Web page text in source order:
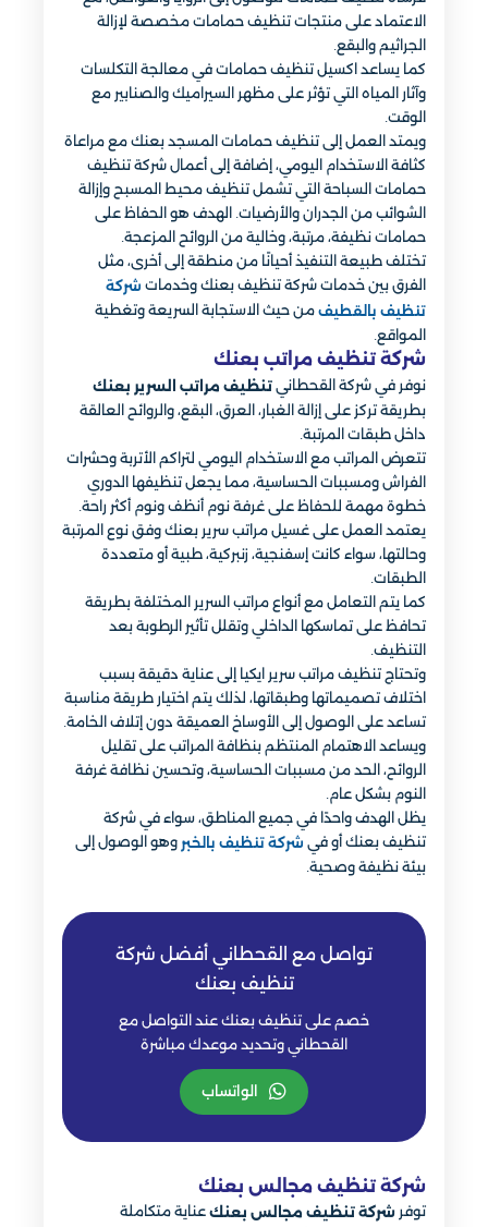
الاعتماد على منتجات تنظيف حمامات مخصصة لإزالة
الجراثيم والبقع.
كما يساعد اكسيل تنظيف حمامات في معالجة التكلسات
وآثار المياه التي تؤثر على مظهر السيراميك والصنابير مع
الوقت.
ويمتد العمل إلى تنظيف حمامات المسجد بعنك مع مراعاة
كثافة الاستخدام اليومي، إضافة إلى أعمال شركة تنظيف
حمامات السباحة التي تشمل تنظيف محيط المسبح وإزالة
الشوائب من الجدران والأرضيات. الهدف هو الحفاظ على
حمامات نظيفة، مرتبة، وخالية من الروائح المزعجة.
تختلف طبيعة التنفيذ أحيانًا من منطقة إلى أخرى، مثل
الفرق بين خدمات شركة تنظيف بعنك وخدمات شركة
تنظيف بالقطيف من حيث الاستجابة السريعة وتغطية
المواقع.
شركة تنظيف مراتب بعنك
نوفر في شركة القحطاني تنظيف مراتب السرير بعنك
بطريقة تركز على إزالة الغبار، العرق، البقع، والروائح العالقة
داخل طبقات المرتبة.
تتعرض المراتب مع الاستخدام اليومي لتراكم الأتربة وحشرات
الفراش ومسببات الحساسية، مما يجعل تنظيفها الدوري
خطوة مهمة للحفاظ على غرفة نوم أنظف ونوم أكثر راحة.
يعتمد العمل على غسيل مراتب سرير بعنك وفق نوع المرتبة
وحالتها، سواء كانت إسفنجية، زنبركية، طبية أو متعددة
الطبقات.
كما يتم التعامل مع أنواع مراتب السرير المختلفة بطريقة
تحافظ على تماسكها الداخلي وتقلل تأثير الرطوبة بعد
التنظيف.
وتحتاج تنظيف مراتب سرير ايكيا إلى عناية دقيقة بسبب
اختلاف تصميماتها وطبقاتها، لذلك يتم اختيار طريقة مناسبة
تساعد على الوصول إلى الأوساخ العميقة دون إتلاف الخامة.
ويساعد الاهتمام المنتظم بنظافة المراتب على تقليل
الروائح، الحد من مسببات الحساسية، وتحسين نظافة غرفة
النوم بشكل عام.
يظل الهدف واحدًا في جميع المناطق، سواء في شركة
تنظيف بعنك أو في شركة تنظيف بالخبر وهو الوصول إلى
بيئة نظيفة وصحية.
تواصل مع القحطاني أفضل شركة
تنظيف بعنك
خصم على تنظيف بعنك عند التواصل مع
القحطاني وتحديد موعدك مباشرة
الواتساب
شركة تنظيف مجالس بعنك
توفر شركة تنظيف مجالس بعنك عناية متكاملة